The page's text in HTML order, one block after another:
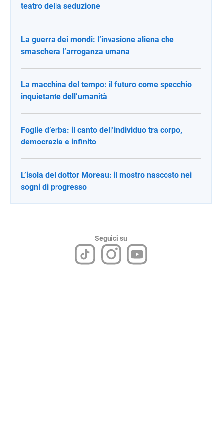
teatro della seduzione
La guerra dei mondi: l’invasione aliena che
smaschera l’arroganza umana
La macchina del tempo: il futuro come specchio
inquietante dell’umanità
Foglie d’erba: il canto dell’individuo tra corpo,
democrazia e infinito
L’isola del dottor Moreau: il mostro nascosto nei
sogni di progresso
Seguici su